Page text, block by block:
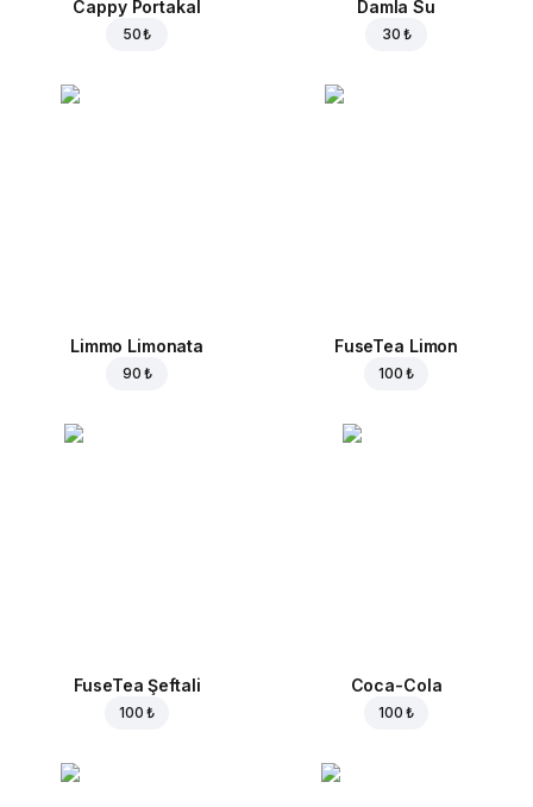
Cappy Portakal
50 ₺
Damla Su
30 ₺
Limmo Limonata
90 ₺
FuseTea Limon
100 ₺
FuseTea Şeftali
100 ₺
Coca-Cola
100 ₺